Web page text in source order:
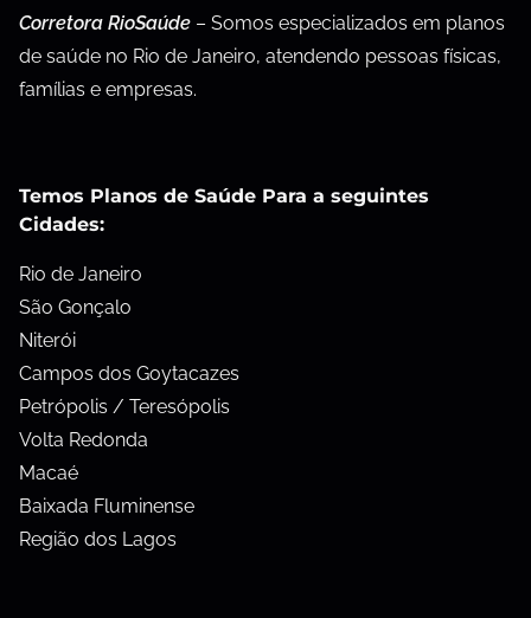
Corretora RioSaúde – Somos especializados em planos
de saúde no Rio de Janeiro, atendendo pessoas físicas,
famílias e empresas.
Temos Planos de Saúde Para a seguintes
Cidades:
Rio de Janeiro
São Gonçalo
Niterói
Campos dos Goytacazes
Petrópolis / Teresópolis
Volta Redonda
Macaé
Baixada Fluminense
Região dos Lagos